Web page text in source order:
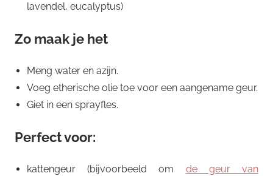
lavendel, eucalyptus)
Zo maak je het
Meng water en azijn.
Voeg etherische olie toe voor een aangename geur.
Giet in een sprayfles.
Perfect voor:
kattengeur (bijvoorbeeld om de geur van